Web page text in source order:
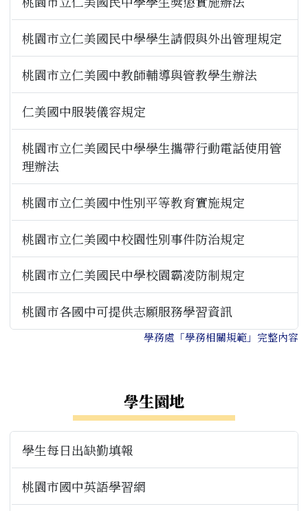
桃園市立仁美國民中學學生請假與外出管理規定
桃園市立仁美國中教師輔導與管教學生辦法
仁美國中服裝儀容規定
桃園市立仁美國民中學學生攜帶行動電話使用管
理辦法
桃園市立仁美國中性別平等教育實施規定
桃園市立仁美國中校園性別事件防治規定
桃園市立仁美國民中學校園霸凌防制規定
桃園市各國中可提供志願服務學習資訊
學務處「學務相關規範」完整內容
學生園地
學生每日出缺勤填報
桃園市國中英語學習網